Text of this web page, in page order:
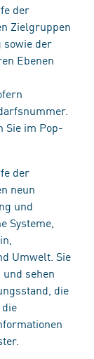
der
Zielgruppen
sowie der
Ebenen
Sie im Pop-
der
neun
und
Systeme,
Umwelt. Sie
sehen
die